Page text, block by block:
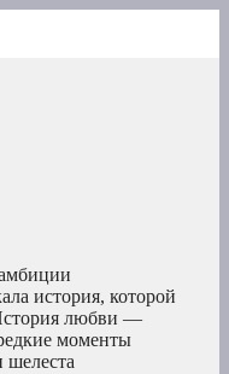
история, которой
любви —
моменты